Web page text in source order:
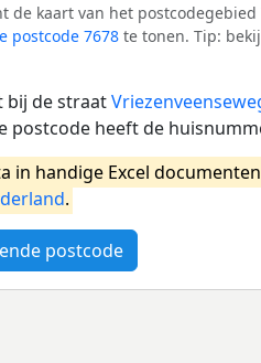
de kaart van het postcodegebied
postcode 7678 te tonen. Tip:
bij de straat
postcode heeft de
in handige Excel
.
postcode